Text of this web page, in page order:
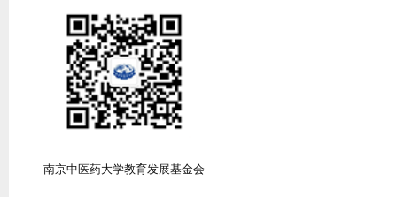
南京中医药大学教育发展基金会